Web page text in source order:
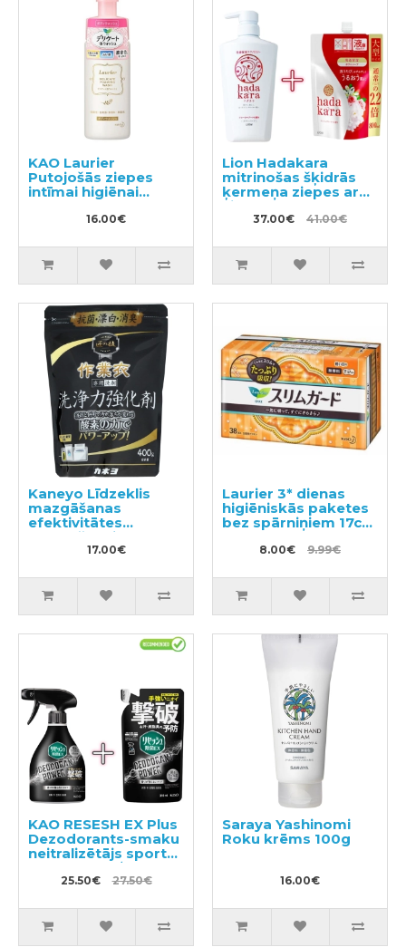
KAO Laurier
Putojošās ziepes
intīmai higiēnai
16.00€
Lion Hadakara
mitrinošas šķidrās
ķermeņa ziepes ar
ziedu aromātu
500ml + pildviela
37.00€ 41.00€
Kaneyo Līdzeklis
mazgāšanas
efektivitātes
uzlabošanai 400g
17.00€
Laurier 3* dienas
higiēniskās paketes
bez spārniņiem 17cm
8.00€ 9.99€
KAO RESESH EX Plus
Dezodorants-smaku
neitralizētājs sporta
un darba apģērbam
360ml + pildviela
25.50€ 27.50€
Saraya Yashinomi
Roku krēms 100g
16.00€